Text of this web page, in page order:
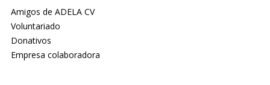
Amigos de ADELA CV
Voluntariado
Donativos
Empresa colaboradora